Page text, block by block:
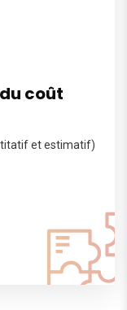
coût
et estimatif)